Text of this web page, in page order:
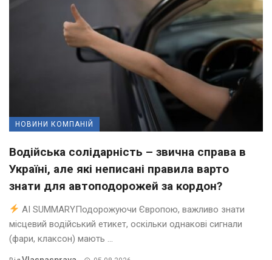
НОВИНИ КОМПАНІЙ
Водійська солідарність – звична справа в
Україні, але які неписані правила варто
знати для автоподорожей за кордон?
AI SUMMARYПодорожуючи Європою, важливо знати
місцевий водійський етикет, оскільки однакові сигнали
(фари, клаксон) мають ...